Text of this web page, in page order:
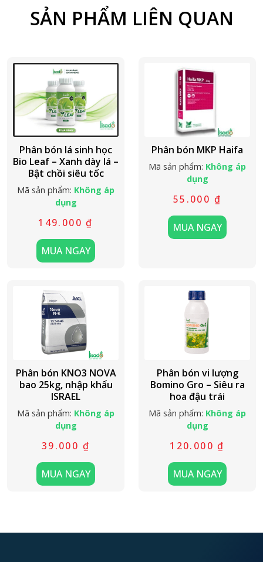
SẢN PHẨM LIÊN QUAN
Phân bón lá sinh học
Bio Leaf – Xanh dày lá –
Bật chồi siêu tốc
Mã sản phẩm: Không áp
dụng
149.000₫
MUA NGAY
Phân bón MKP Haifa
Mã sản phẩm: Không áp
dụng
55.000 ₫
MUA NGAY
Phân bón KNO3 NOVA
bao 25kg, nhập khẩu
ISRAEL
Mã sản phẩm: Không áp
dụng
39.000 ₫
MUA NGAY
Phân bón vi lượng
Bomino Gro – Siêu ra
hoa đậu trái
Mã sản phẩm: Không áp
dụng
120.000₫
MUA NGAY